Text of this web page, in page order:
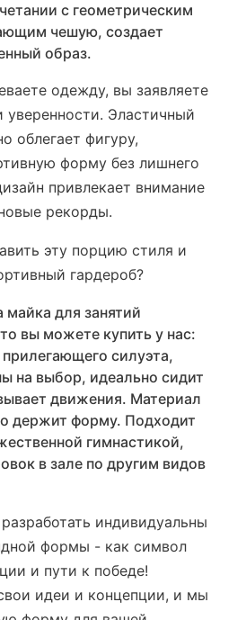
с геометрическим
чешую, создает
образ.
одежду, вы заявляете
уверенности. Эластичный
облегает фигуру,
форму без лишнего
привлекает внимание
рекорды.
эту порцию стиля и
гардероб?
для занятий
вы можете купить у нас:
силуэта,
на выбор, идеально сидит
движения. Материал
держит форму. Подходит
гимнастикой,
в зале по другим видов
индивидуальны
формы - как символ
и пути к победе!
идеи и концепции, и мы